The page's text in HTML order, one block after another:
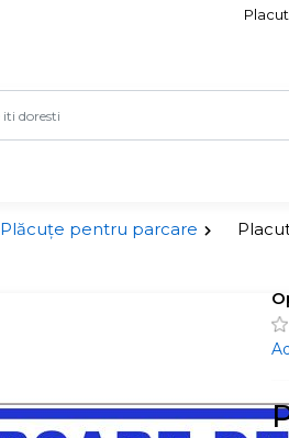
Plăcuțe pentru parcare